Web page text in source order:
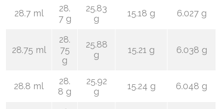
28.7 ml
28.
7 g
25.83
g
15.18 g 6.027 g
28.75 ml
28.
75
g
25.88
g
15.21 g 6.038 g
28.8 ml
28.
8 g
25.92
g
15.24 g 6.048 g